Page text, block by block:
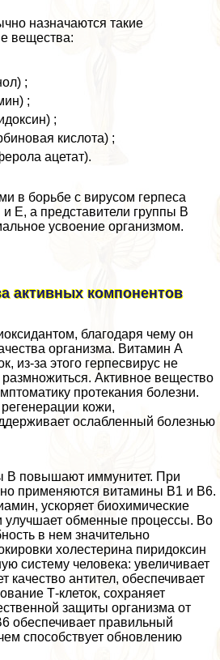
назначаются такие
вещества:
;
;
;
кислота) ;
ацетат).
в борьбе с вирусом гepпeса
Е, а представители группы В
усвоение организмом.
активных компонентов
благодаря чему он
организма. Витамин А
из-за этого гepпeсвирус не
Активное вещество
протекания болезни.
кожи,
ослабленный болезнью
В повышают иммунитет. При
применяются витамины В1 и В6.
ускоряет биохимические
улучшает обменные процессы. Во
в нем значительно
холестерина пиридоксин
систему человека: увеличивает
качество антител, обеспечивает
Т-клеток, сохраняет
защиты организма от
обеспечивает правильный
способствует обновлению